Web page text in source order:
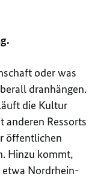
oder was
dranhängen.
die Kultur
anderen Ressorts
öffentlichen
Hinzu kommt,
etwa Nordrhein-